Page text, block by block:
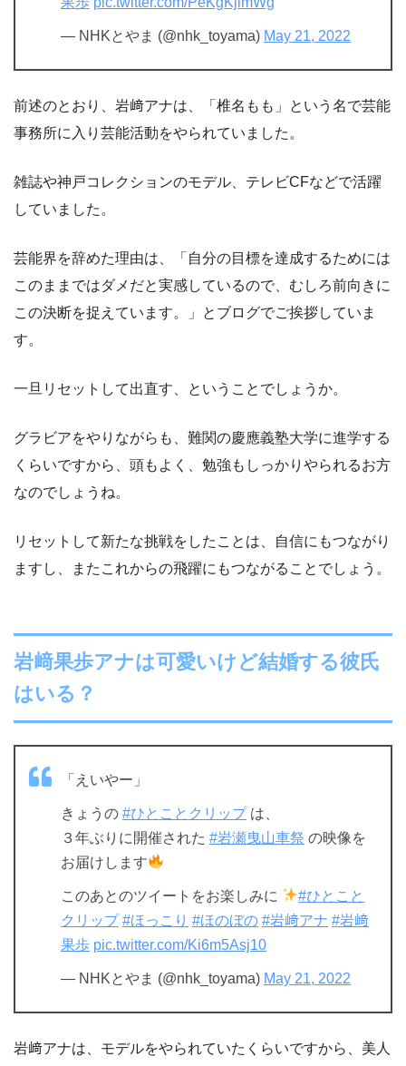
— NHKとやま (@nhk_toyama) May 21, 2022
前述のとおり、岩﨑アナは、「椎名もも」という名で芸能
事務所に入り芸能活動をやられていました。
雑誌や神戸コレクションのモデル、テレビCFなどで活躍
していました。
芸能界を辞めた理由は、「自分の目標を達成するためには
このままではダメだと実感しているので、むしろ前向きに
この決断を捉えています。」とブログでご挨拶していま
す。
一旦リセットして出直す、ということでしょうか。
グラビアをやりながらも、難関の慶應義塾大学に進学する
くらいですから、頭もよく、勉強もしっかりやられるお方
なのでしょうね。
リセットして新たな挑戦をしたことは、自信にもつながり
ますし、またこれからの飛躍にもつながることでしょう。
岩﨑果歩アナは可愛いけど結婚する彼氏
はいる？
「えいやー」
きょうの #ひとことクリップは、
３年ぶりに開催された #岩瀬曳山車祭 の映像を
お届けします
このあとのツイートをお楽しみに
#ひとこと
クリップ #ほっこり #ほのぼの #岩﨑アナ #岩﨑
果歩 pic.twitter.com/Ki6m5Asj10
— NHKとやま (@nhk_toyama) May 21, 2022
岩﨑アナは、モデルをやられていたくらいですから、美人